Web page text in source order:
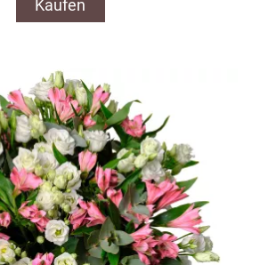
Kaufen